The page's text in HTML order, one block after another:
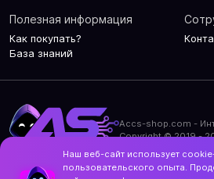
Полезная информация
Как покупать?
База знаний
Accs-shop.com -
Copyright © 2019 -
Политика использования cookie-файлов
Наш веб-сайт использует
пользовательского опыта.